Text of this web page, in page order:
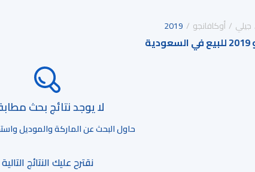
جيلي أوكافانجو 2019
لا يوجد نتائج بحث
حاول البحث عن الماركة والموديل
نقترح عليك النتائج التالية